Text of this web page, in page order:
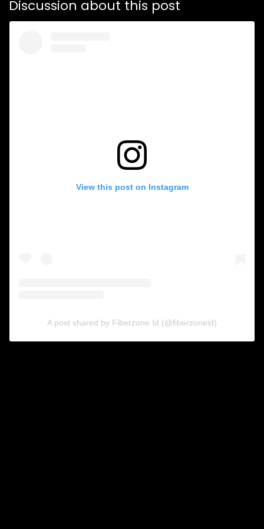
Discussion about this post
View this post on Instagram
A post shared by Fiberzone Id (@fiberzoneid)